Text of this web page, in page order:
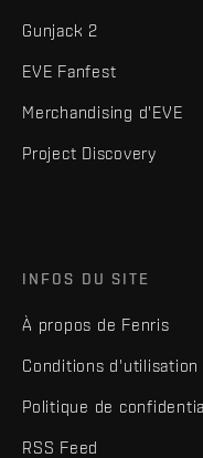
Gunjack 2
EVE Fanfest
Merchandising d'EVE
Project Discovery
INFOS DU SITE
À propos de Fenris
Conditions d'utilisation
Politique de
RSS Feed